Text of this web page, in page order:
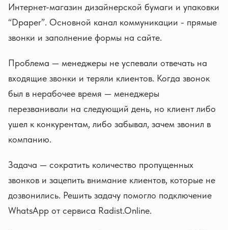
Интернет-магазин дизайнерской бумаги и упаковки
“Dpaper”. Основной канал коммуникации - прямые
звонки и заполнение формы на сайте.
Проблема — менеджеры не успевали отвечать на
входящие звонки и теряли клиентов. Когда звонок
был в нерабочее время — менеджеры
перезванивали на следующий день, но клиент либо
ушел к конкурентам, либо забывал, зачем звонил в
компанию.
Задача — сократить количество пропущенных
звонков и зацепить внимание клиентов, которые не
дозвонились. Решить задачу помогло подключение
WhatsApp от сервиса Radist.Online.